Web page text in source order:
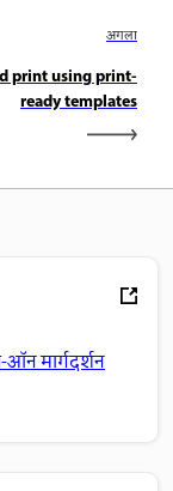
अगला
print using print-
ready templates
मार्गदर्शन